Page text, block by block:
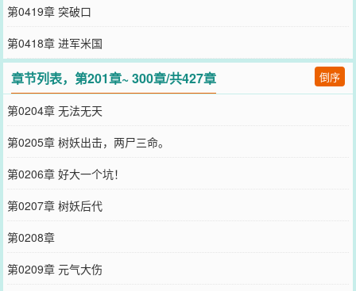
第0419章 突破口
第0418章 进军米国
章节列表，第201章~ 300章/共427章 倒序
第0204章 无法无天
第0205章 树妖出击，两尸三命。
第0206章 好大一个坑！
第0207章 树妖后代
第0208章
第0209章 元气大伤